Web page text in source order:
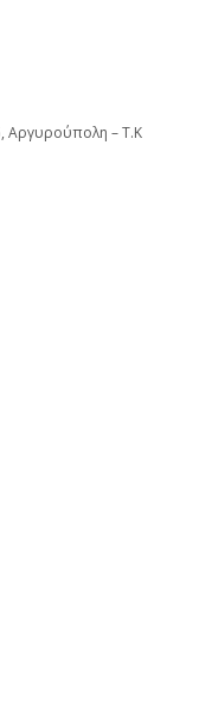
Αργυρούπολη – Τ.Κ